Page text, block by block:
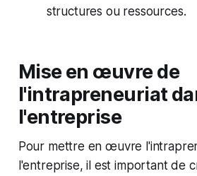
structures ou ressources.
Mise en œuvre de
l'intrapreneuriat
l'entreprise
Pour mettre en œuvre
l'entreprise, il est important de